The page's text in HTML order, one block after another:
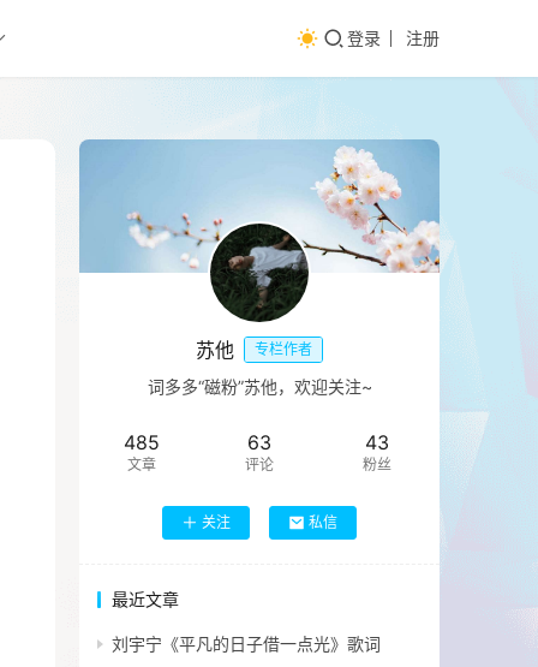
登录 注册
苏他 专栏作者
词多多“磁粉”苏他，欢迎关注~
485
文章
63
评论
43
粉丝
关注 私信
最近文章
刘宇宁《平凡的日子借一点光》歌词